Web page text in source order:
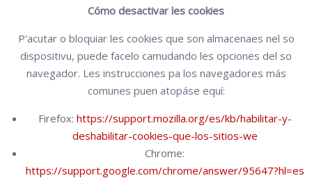
Cómo desactivar les cookies
P'acutar o bloquiar les cookies que son almacenaes nel so
dispositivu, puede facelo camudando les opciones del so
navegador. Les instrucciones pa los navegadores más
comunes puen atopáse equí:
Firefox: https://support.mozilla.org/es/kb/habilitar-y-
deshabilitar-cookies-que-los-sitios-we
Chrome:
https://support.google.com/chrome/answer/95647?hl=es